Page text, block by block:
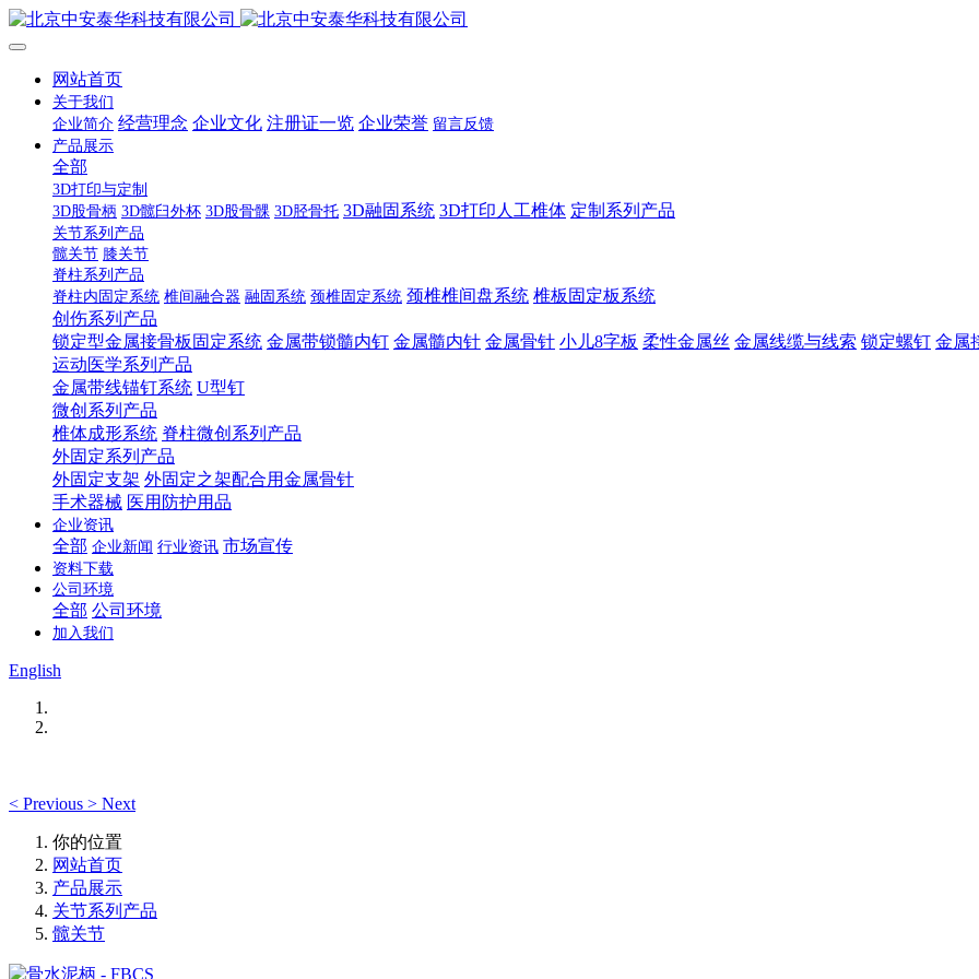
网站首页
关于我们
企业简介 经营理念 企业文化 注册证一览 企业荣誉 留言反馈
产品展示
全部
3D打印与定制
3D股骨柄 3D髋臼外杯 3D股骨髁 3D胫骨托 3D融固系统 3D打印人工椎体 定制系列产品
关节系列产品
髋关节 膝关节
脊柱系列产品
脊柱内固定系统 椎间融合器 融固系统 颈椎固定系统 颈椎椎间盘系统 椎板固定板系统
创伤系列产品
锁定型金属接骨板固定系统 金属带锁髓内钉 金属髓内针 金属骨针 小儿8字板 柔性金属丝 金属线缆与线索 锁定螺钉 金属
运动医学系列产品
金属带线锚钉系统 U型钉
微创系列产品
椎体成形系统 脊柱微创系列产品
外固定系列产品
外固定支架 外固定之架配合用金属骨针
手术器械 医用防护用品
企业资讯
全部 企业新闻 行业资讯 市场宣传
资料下载
公司环境
全部 公司环境
加入我们
English
< Previous > Next
你的位置
网站首页
产品展示
关节系列产品
髋关节